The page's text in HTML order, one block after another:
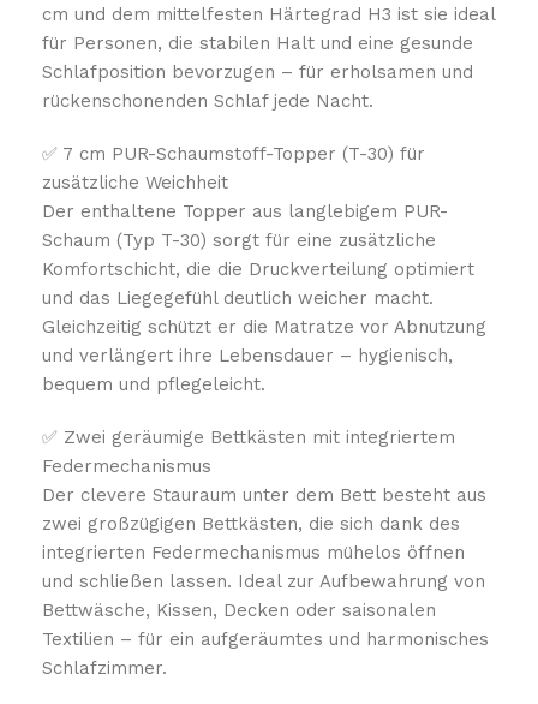
cm und dem mittelfesten Härtegrad H3 ist sie ideal
für Personen, die stabilen Halt und eine gesunde
Schlafposition bevorzugen – für erholsamen und
rückenschonenden Schlaf jede Nacht.
✅ 7 cm PUR-Schaumstoff-Topper (T-30) für
zusätzliche Weichheit
Der enthaltene Topper aus langlebigem PUR-
Schaum (Typ T-30) sorgt für eine zusätzliche
Komfortschicht, die die Druckverteilung optimiert
und das Liegegefühl deutlich weicher macht.
Gleichzeitig schützt er die Matratze vor Abnutzung
und verlängert ihre Lebensdauer – hygienisch,
bequem und pflegeleicht.
✅ Zwei geräumige Bettkästen mit integriertem
Federmechanismus
Der clevere Stauraum unter dem Bett besteht aus
zwei großzügigen Bettkästen, die sich dank des
integrierten Federmechanismus mühelos öffnen
und schließen lassen. Ideal zur Aufbewahrung von
Bettwäsche, Kissen, Decken oder saisonalen
Textilien – für ein aufgeräumtes und harmonisches
Schlafzimmer.